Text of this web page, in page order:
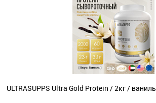
ULTRASUPPS Ultra Gold Protein / 2кг / ваниль